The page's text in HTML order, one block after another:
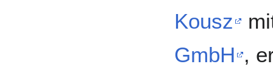
Kousz
GmbH ,